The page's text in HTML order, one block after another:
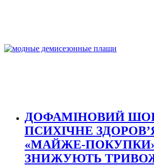
ДОФАМІНОВИЙ
ПСИХІЧНЕ
«МАЙЖЕ-
ЗНИЖУЮТЬ